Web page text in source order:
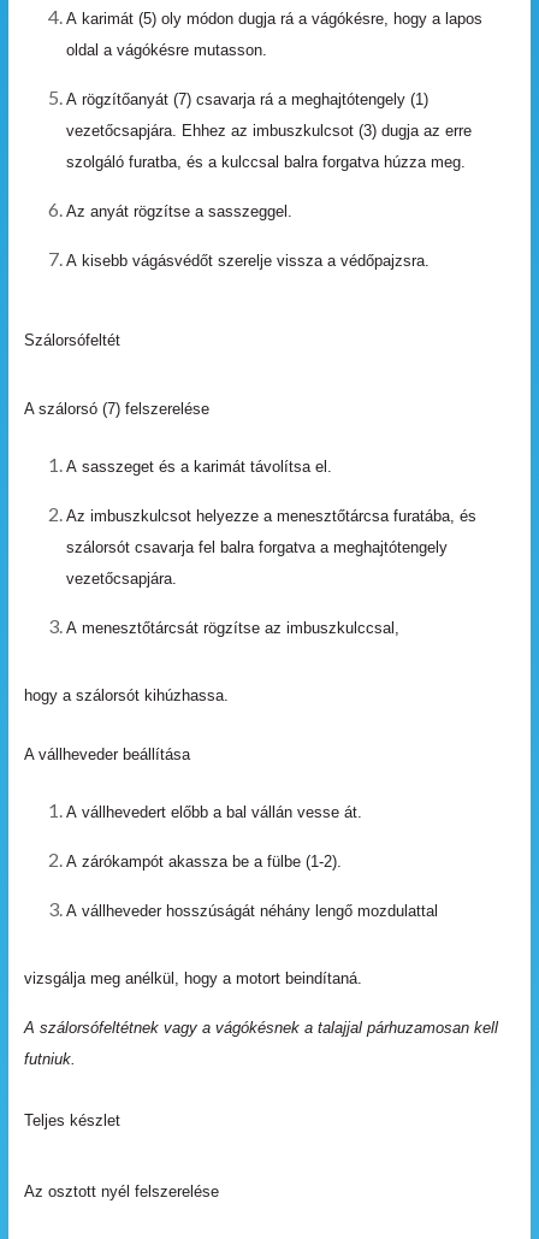
A karimát (5) oly módon dugja rá a vágókésre, hogy a lapos
oldal a vágókésre mutasson.
A rögzítőanyát (7) csavarja rá a meghajtótengely (1)
vezetőcsapjára. Ehhez az imbuszkulcsot (3) dugja az erre
szolgáló furatba, és a kulccsal balra forgatva húzza meg.
Az anyát rögzítse a sasszeggel.
A kisebb vágásvédőt szerelje vissza a védőpajzsra.
Szálorsófeltét
A szálorsó (7) felszerelése
A sasszeget és a karimát távolítsa el.
Az imbuszkulcsot helyezze a menesztőtárcsa furatába, és
szálorsót csavarja fel balra forgatva a meghajtótengely
vezetőcsapjára.
A menesztőtárcsát rögzítse az imbuszkulccsal,
hogy a szálorsót kihúzhassa.
A vállheveder beállítása
A vállhevedert előbb a bal vállán vesse át.
A zárókampót akassza be a fülbe (1-2).
A vállheveder hosszúságát néhány lengő mozdulattal
vizsgálja meg anélkül, hogy a motort beindítaná.
A szálorsófeltétnek vagy a vágókésnek a talajjal párhuzamosan kell
futniuk.
Teljes készlet
Az osztott nyél felszerelése